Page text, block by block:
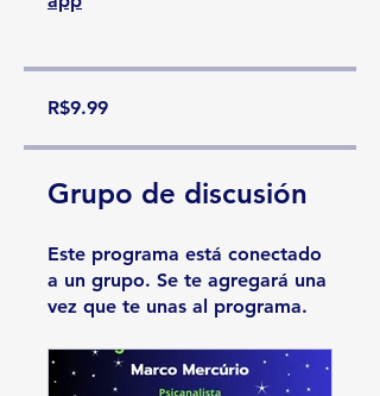
R$9.99
Grupo de discusión
Este programa está conectado
a un grupo. Se te agregará una
vez que te unas al programa.